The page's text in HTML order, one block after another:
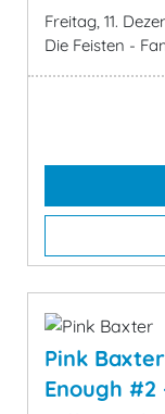
Freitag, 11.
Die Feisten -
Pink
Enough #2